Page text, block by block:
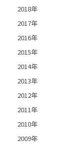
2018年
2017年
2016年
2015年
2014年
2013年
2012年
2011年
2010年
2009年